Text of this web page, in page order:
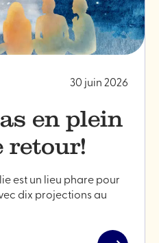
30 juin 2026
en plein
retour!
est un lieu phare pour
dix projections au